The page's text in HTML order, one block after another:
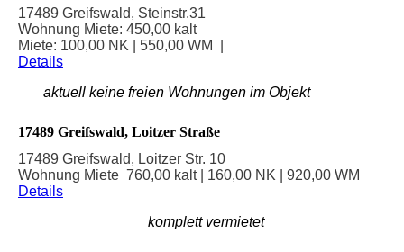
17489 Greifswald, Steinstr.31
Wohnung Miete: 450,00 kalt
Miete: 100,00 NK | 550,00 WM |
Details
aktuell keine freien Wohnungen im Objekt
17489 Greifswald, Loitzer Straße
17489 Greifswald, Loitzer Str. 10
Wohnung Miete 760,00 kalt | 160,00 NK | 920,00 WM
Details
komplett vermietet